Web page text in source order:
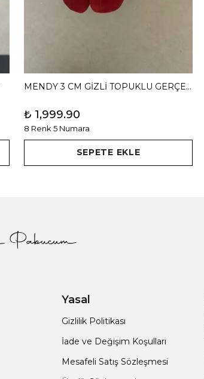
MENDY 3 CM GİZLİ TOPUKLU GERÇEK DERİ BABET
₺ 1,999.90
8 Renk 5 Numara
SEPETE EKLE
Yasal
Gizlilik Politikası
İade ve Değişim Koşulları
Mesafeli Satış Sözleşmesi